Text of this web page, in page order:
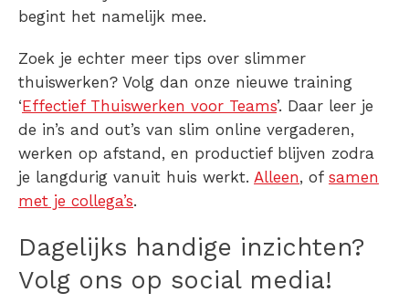
begint het namelijk mee.
Zoek je echter meer tips over slimmer
thuiswerken? Volg dan onze nieuwe training
‘Effectief Thuiswerken voor Teams’. Daar leer je
de in’s and out’s van slim online vergaderen,
werken op afstand, en productief blijven zodra
je langdurig vanuit huis werkt. Alleen, of samen
met je collega’s.
Dagelijks handige inzichten?
Volg ons op social media!